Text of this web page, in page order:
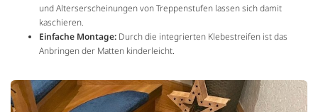
und Alterserscheinungen von Treppenstufen lassen sich damit
kaschieren.
Einfache Montage: Durch die integrierten Klebestreifen ist das
Anbringen der Matten kinderleicht.